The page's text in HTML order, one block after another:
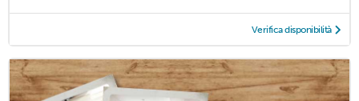
Verifica disponibilità